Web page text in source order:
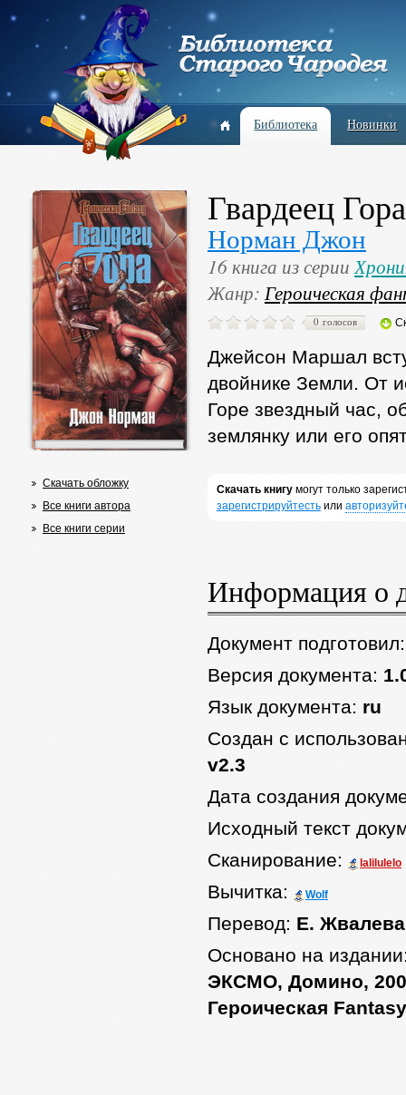
Библиотека Новинки
Скачать обложку
Все книги автора
Все книги серии
Гвардеец Гора
Норман Джон
16 книга из серии
Жанр: Героическая
0 голосов
Джейсон Маршал
двойнике Земли. От
Горе звездный час,
землянку или его
Скачать книгумогут только
зарегистрируйтестьили
Информация о
Документ
Версия документа:
Язык документа: ru
Создан с
v2.3
Дата создания
Исходный текст
Сканирование:
lalilulelo
Вычитка: Wolf
Перевод: Е. Жвалева
Основано на
ЭКСМО, Домино,
Героическая Fantasy